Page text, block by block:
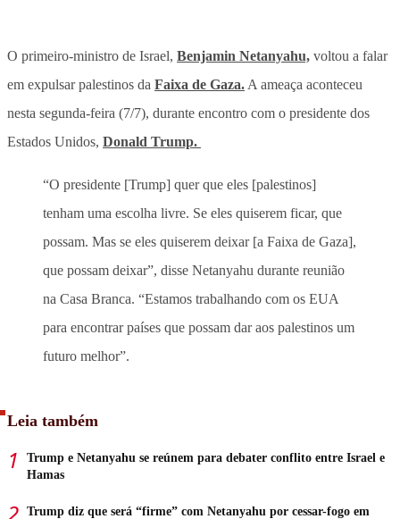
O primeiro-ministro de Israel, Benjamin Netanyahu, voltou a falar
em expulsar palestinos da Faixa de Gaza. A ameaça aconteceu
nesta segunda-feira (7/7), durante encontro com o presidente dos
Estados Unidos, Donald Trump.
“O presidente [Trump] quer que eles [palestinos]
tenham uma escolha livre. Se eles quiserem ficar, que
possam. Mas se eles quiserem deixar [a Faixa de Gaza],
que possam deixar”, disse Netanyahu durante reunião
na Casa Branca. “Estamos trabalhando com os EUA
para encontrar países que possam dar aos palestinos um
futuro melhor”.
Leia também
Trump e Netanyahu se reúnem para debater conflito entre Israel e
Hamas
Trump diz que será “firme” com Netanyahu por cessar-fogo em